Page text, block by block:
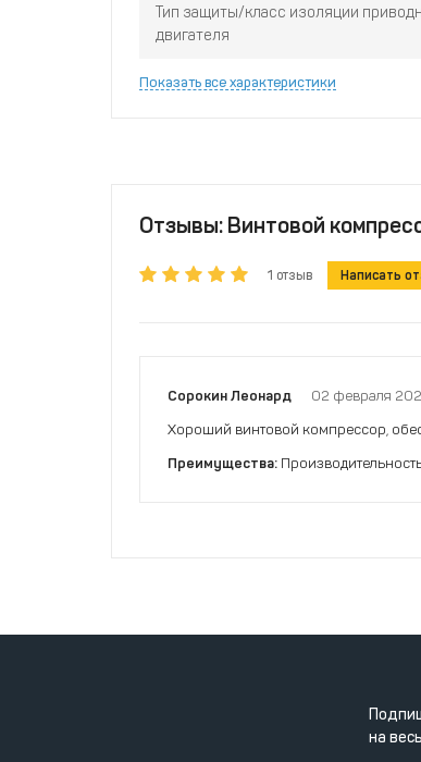
Тип защиты/класс изоляции
двигателя
Показать все характеристики
Отзывы: Винтовой
1 отзыв Написать
Сорокин Леонард 02 февраля
Хороший винтовой компрессор,
Преимущества:
на